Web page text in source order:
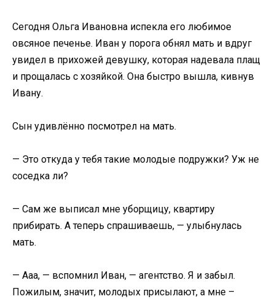
Сегодня Ольга Ивановна испекла его любимое
овсяное печенье. Иван у порога обнял мать и вдруг
увидел в прихожей девушку, которая надевала плащ
и прощалась с хозяйкой. Она быстро вышла, кивнув
Ивану.
Сын удивлённо посмотрел на мать.
— Это откуда у тебя такие молодые подружки? Уж не
соседка ли?
— Сам же выписал мне уборщицу, квартиру
прибирать. А теперь спрашиваешь, — улыбнулась
мать.
— Ааа, — вспомнил Иван, — агентство. Я и забыл.
Пожилым, значит, молодых присылают, а мне –